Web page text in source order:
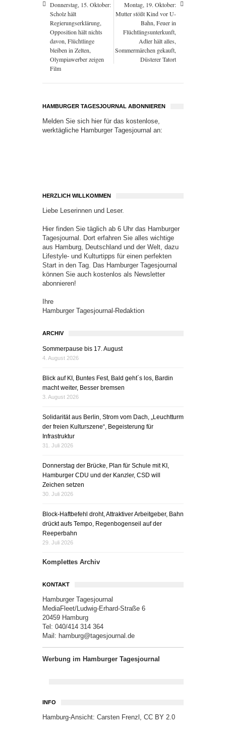
Donnerstag, 15. Oktober:
Scholz hält
Regierungserklärung,
Opposition hält nichts
davon, Flüchtlinge
bleiben in Zelten,
Olympiawerber zeigen
Film
Montag, 19. Oktober:
Mutter stößt Kind vor U-
Bahn, Feuer in
Flüchtlingsunterkunft,
Adler hält alles,
Sommermärchen gekauft,
Düsterer Tatort
HAMBURGER TAGESJOURNAL ABONNIEREN
Melden Sie sich hier für das kostenlose,
werktägliche Hamburger Tagesjournal an:
HERZLICH WILLKOMMEN
Liebe Leserinnen und Leser.
Hier finden Sie täglich ab 6 Uhr das Hamburger
Tagesjournal. Dort erfahren Sie alles wichtige
aus Hamburg, Deutschland und der Welt, dazu
Lifestyle- und Kulturtipps für einen perfekten
Start in den Tag. Das Hamburger Tagesjournal
können Sie auch kostenlos als Newsletter
abonnieren!
Ihre
Hamburger Tagesjournal-Redaktion
ARCHIV
Sommerpause bis 17. August
4. August 2026
Blick auf KI, Buntes Fest, Bald geht´s los, Bardin
macht weiter, Besser bremsen
3. August 2026
Solidarität aus Berlin, Strom vom Dach, „Leuchtturm
der freien Kulturszene“, Begeisterung für
Infrastruktur
31. Juli 2026
Donnerstag der Brücke, Plan für Schule mit KI,
Hamburger CDU und der Kanzler, CSD will
Zeichen setzen
30. Juli 2026
Block-Haftbefehl droht, Attraktiver Arbeitgeber, Bahn
drückt aufs Tempo, Regenbogenseil auf der
Reeperbahn
29. Juli 2026
Komplettes Archiv
KONTAKT
Hamburger Tagesjournal
MediaFleet/Ludwig-Erhard-Straße 6
20459 Hamburg
Tel: 040/414 314 364
Mail: hamburg@tagesjournal.de
Werbung im Hamburger Tagesjournal
INFO
Hamburg-Ansicht: Carsten Frenzl , CC BY 2.0